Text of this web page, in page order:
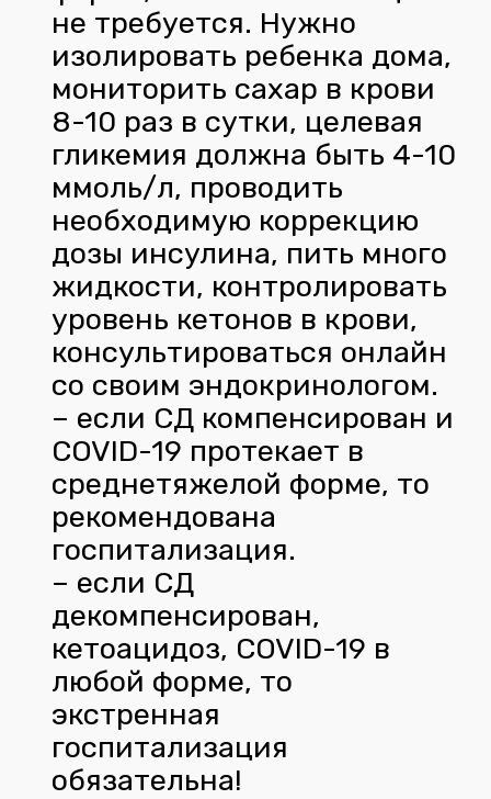
не требуется. Нужно
изолировать ребенка дома,
мониторить сахар в крови
8-10 раз в сутки, целевая
гликемия должна быть 4-10
ммоль/л, проводить
необходимую коррекцию
дозы инсулина, пить много
жидкости, контролировать
уровень кетонов в крови,
консультироваться онлайн
со своим эндокринологом.
– если СД компенсирован и
COVID-19 протекает в
среднетяжелой форме, то
рекомендована
госпитализация.
– если СД
декомпенсирован,
кетоацидоз, COVID-19 в
любой форме, то
экстренная
госпитализация
обязательна!